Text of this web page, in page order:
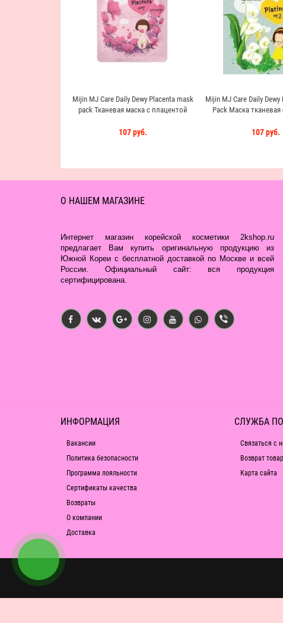
Mijin MJ Care Daily Dewy Placenta mask
pack Тканевая маска с плацентой
107 руб.
Mijin MJ Care Daily
Pack Маска
107 руб.
О НАШЕМ МАГАЗИНЕ
Интернет магазин корейской косметики 2kshop.ru
предлагает Вам купить оригинальную продукцию из
Южной Кореи с бесплатной доставкой по Москве и всей
России. Официальный сайт: вся продукция
сертифицирована.
ИНФОРМАЦИЯ
Вакансии
Политика безопасности
Программа лояльности
Сертификаты качества
Возвраты
О компании
Доставка
СЛУЖБА
Связаться с
Возврат
Карта сайта